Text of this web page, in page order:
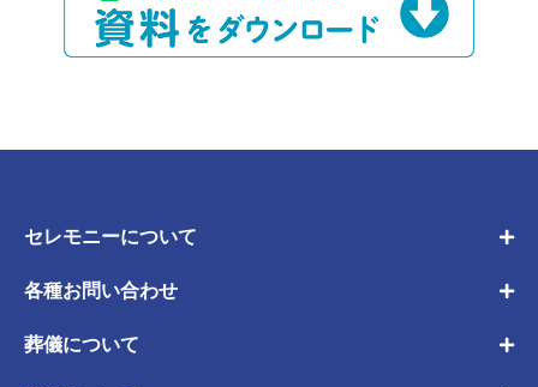
セレモニーについて
各種お問い合わせ
葬儀について